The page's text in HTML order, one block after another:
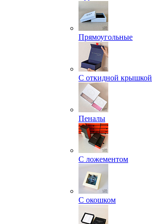
Прямоугольные
С откидной крышкой
Пеналы
С ложементом
С окошком